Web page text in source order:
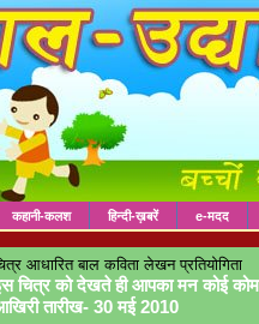
कहानी-कलश हिन्दी-ख़बरें e-मदद
आधारित बाल कविता लेखन प्रतियोगिता
चित्र को देखते ही आपका मन कोई
तारीख- 30 मई 2010